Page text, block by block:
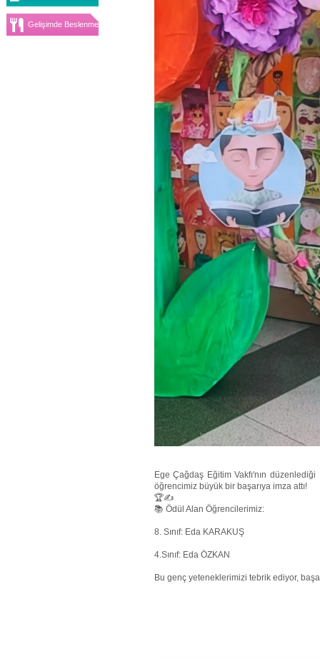
Gelişimde Beslenme
​Ege Çağdaş Eğitim Vakfı'nın
öğrencimiz büyük bir başarıya imza attı!
🏆✍
​📚 Ödül Alan Öğrencilerimiz:
​8. Sınıf: Eda KARAKUŞ
4.Sınıf: Eda ÖZKAN
​Bu genç yeteneklerimizi tebrik ediyor,